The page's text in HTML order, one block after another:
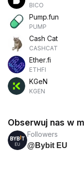
BICO
Pump.fun
PUMP
Cash Cat
CASHCAT
Ether.fi
ETHFI
KGeN
KGEN
Obserwuj nas w
Followers
@Bybit EU